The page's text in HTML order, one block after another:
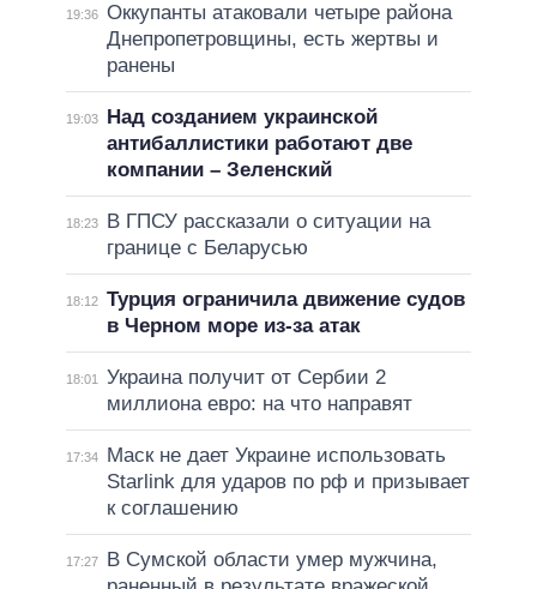
19:36 Оккупанты атаковали четыре района
Днепропетровщины, есть жертвы и
ранены
19:03
Над созданием украинской
антибаллистики работают две
компании – Зеленский
18:23
В ГПСУ рассказали о ситуации на
границе с Беларусью
18:12 Турция ограничила движение судов
в Черном море из-за атак
18:01
Украина получит от Сербии 2
миллиона евро: на что направят
17:34
Маск не дает Украине использовать
Starlink для ударов по рф и призывает
к соглашению
17:27
В Сумской области умер мужчина,